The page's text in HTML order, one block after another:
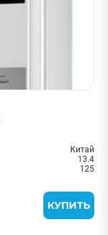
Китай
13.4
125
КУПИТЬ